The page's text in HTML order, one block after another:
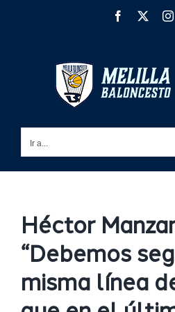
Facebook
Ir a...
Héctor
“Debemos
misma línea